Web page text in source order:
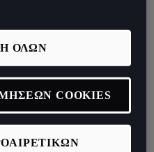
ΟΛΩΝ
COOKIES